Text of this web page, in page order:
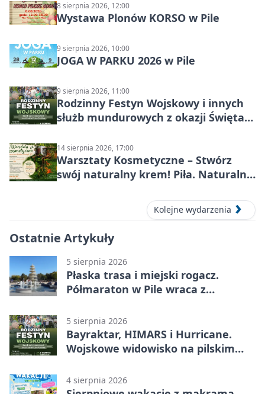
8 sierpnia 2026, 12:00
Wystawa Plonów KORSO w Pile
9 sierpnia 2026, 10:00
JOGA W PARKU 2026 w Pile
9 sierpnia 2026, 11:00
Rodzinny Festyn Wojskowy i innych
służb mundurowych z okazji Święta
14 sierpnia 2026, 17:00
Warsztaty Kosmetyczne – Stwórz
swój naturalny krem! Piła. Naturalna
Kolejne wydarzenia
Ostatnie Artykuły
5 sierpnia 2026
Płaska trasa i miejski rogacz.
Półmaraton w Pile wraca z
5 sierpnia 2026
Bayraktar, HIMARS i Hurricane.
Wojskowe widowisko na pilskim
4 sierpnia 2026